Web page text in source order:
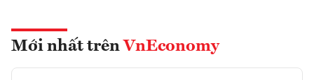
Mới nhất trên VnEconomy